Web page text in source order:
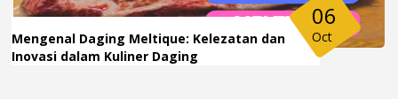
Mengenal Daging Meltique: Kelezatan dan
Inovasi dalam Kuliner Daging
06
Oct